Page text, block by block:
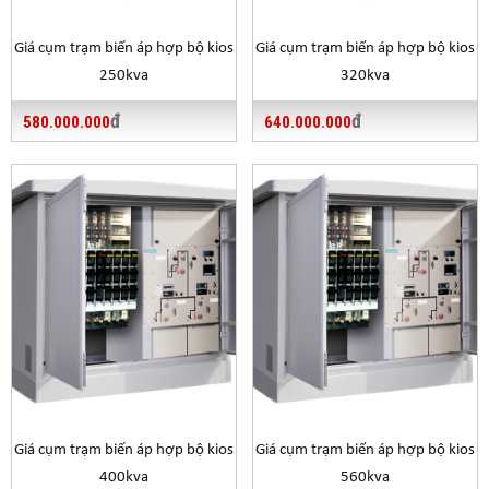
KIỂU HỢP BỘ KIOS TỪ 100KVA –
Giá cụm trạm biến áp hợp bộ kios
250kva
580.000.000đ
Giá cụm trạm biến áp hợp bộ kios
320kva
640.000.000đ
Giá cụm trạm biến áp hợp bộ kios
400kva
Giá cụm trạm biến áp hợp bộ kios
560kva